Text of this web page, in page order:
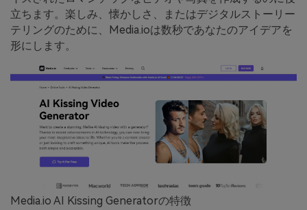
立ちます。楽しみ、懐かしさ、またはデジタルストーリー
テリングのために、Media.ioは数秒であなたのアイデアを
形にします。
Media.io AI Kissing Generatorの特徴